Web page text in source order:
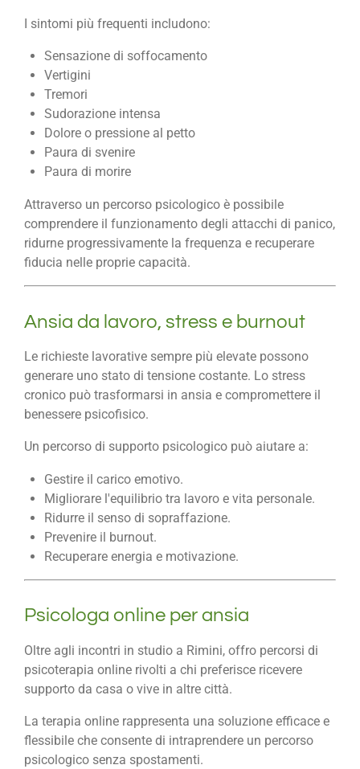
I sintomi più frequenti includono:
Sensazione di soffocamento
Vertigini
Tremori
Sudorazione intensa
Dolore o pressione al petto
Paura di svenire
Paura di morire
Attraverso un percorso psicologico è possibile
comprendere il funzionamento degli attacchi di panico,
ridurne progressivamente la frequenza e recuperare
fiducia nelle proprie capacità.
Ansia da lavoro, stress e burnout
Le richieste lavorative sempre più elevate possono
generare uno stato di tensione costante. Lo stress
cronico può trasformarsi in ansia e compromettere il
benessere psicofisico.
Un percorso di supporto psicologico può aiutare a:
Gestire il carico emotivo.
Migliorare l'equilibrio tra lavoro e vita personale.
Ridurre il senso di sopraffazione.
Prevenire il burnout.
Recuperare energia e motivazione.
Psicologa online per ansia
Oltre agli incontri in studio a Rimini, offro percorsi di
psicoterapia online rivolti a chi preferisce ricevere
supporto da casa o vive in altre città.
La terapia online rappresenta una soluzione efficace e
flessibile che consente di intraprendere un percorso
psicologico senza spostamenti.